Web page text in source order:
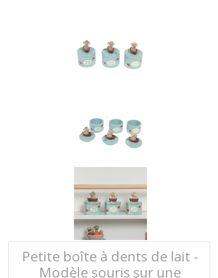
Petite boîte à dents de lait -
Modèle souris sur une